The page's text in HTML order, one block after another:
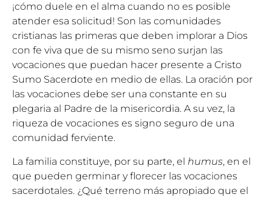
¡cómo duele en el alma cuando no es posible
atender esa solicitud! Son las comunidades
cristianas las primeras que deben implorar a Dios
con fe viva que de su mismo seno surjan las
vocaciones que puedan hacer presente a Cristo
Sumo Sacerdote en medio de ellas. La oración por
las vocaciones debe ser una constante en su
plegaria al Padre de la misericordia. A su vez, la
riqueza de vocaciones es signo seguro de una
comunidad ferviente.
La familia constituye, por su parte, el humus, en el
que pueden germinar y florecer las vocaciones
sacerdotales. ¿Qué terreno más apropiado que el